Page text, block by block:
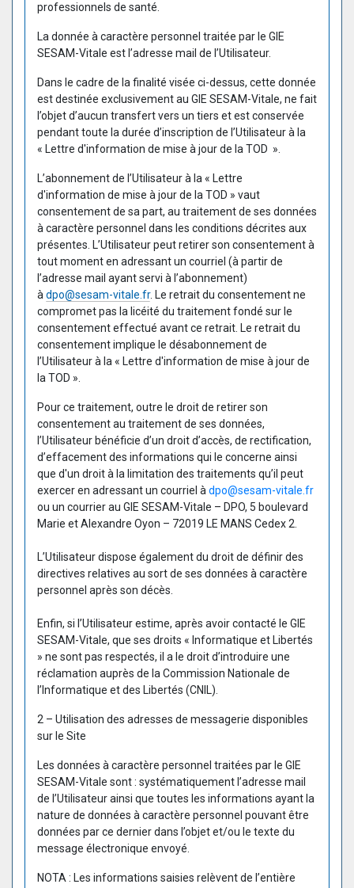
professionnels de santé.
La donnée à caractère personnel traitée par le GIE
SESAM-Vitale est l’adresse mail de l’Utilisateur.
Dans le cadre de la finalité visée ci-dessus, cette donnée
est destinée exclusivement au GIE SESAM-Vitale, ne fait
l’objet d’aucun transfert vers un tiers et est conservée
pendant toute la durée d’inscription de l’Utilisateur à la
« Lettre d'information de mise à jour de la TOD ».
L’abonnement de l’Utilisateur à la « Lettre
d'information de mise à jour de la TOD » vaut
consentement de sa part, au traitement de ses données
à caractère personnel dans les conditions décrites aux
présentes. L’Utilisateur peut retirer son consentement à
tout moment en adressant un courriel (à partir de
l’adresse mail ayant servi à l’abonnement)
àdpo@sesam-vitale.fr. Le retrait du consentement ne
compromet pas la licéité du traitement fondé sur le
consentement effectué avant ce retrait. Le retrait du
consentement implique le désabonnement de
l’Utilisateur à la « Lettre d'information de mise à jour de
la TOD ».
Pour ce traitement, outre le droit de retirer son
consentement au traitement de ses données,
l’Utilisateur bénéficie d’un droit d’accès, de rectification,
d’effacement des informations qui le concerne ainsi
que d'un droit à la limitation des traitements qu’il peut
exercer en adressant un courriel àdpo@sesam-vitale.fr
ou un courrier au GIE SESAM-Vitale – DPO, 5 boulevard
Marie et Alexandre Oyon – 72019 LE MANS Cedex 2.
L’Utilisateur dispose également du droit de définir des
directives relatives au sort de ses données à caractère
personnel après son décès.
Enfin, si l’Utilisateur estime, après avoir contacté le GIE
SESAM-Vitale, que ses droits « Informatique et Libertés
» ne sont pas respectés, il a le droit d’introduire une
réclamation auprès de la Commission Nationale de
l’Informatique et des Libertés (CNIL).
2 – Utilisation des adresses de messagerie disponibles
sur le Site
Les données à caractère personnel traitées par le GIE
SESAM-Vitale sont : systématiquement l’adresse mail
de l’Utilisateur ainsi que toutes les informations ayant la
nature de données à caractère personnel pouvant être
données par ce dernier dans l’objet et/ou le texte du
message électronique envoyé.
NOTA : Les informations saisies relèvent de l’entière